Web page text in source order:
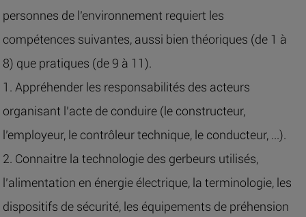
personnes de l’environnement requiert les
compétences suivantes, aussi bien théoriques (de 1 à
8) que pratiques (de 9 à 11).
1. Appréhender les responsabilités des acteurs
organisant l’acte de conduire (le constructeur,
l’employeur, le contrôleur technique, le conducteur, ...).
2. Connaitre la technologie des gerbeurs utilisés,
l’alimentation en énergie électrique, la terminologie, les
dispositifs de sécurité, les équipements de préhension